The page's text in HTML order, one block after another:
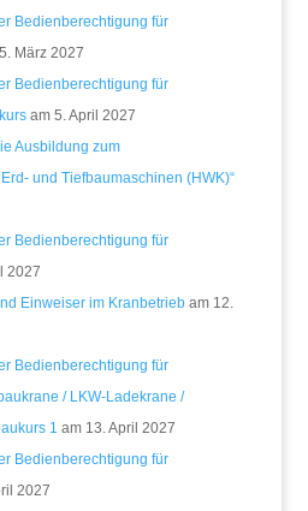
Bedienberechtigung für
März 2027
Bedienberechtigung für
am 5. April 2027
Ausbildung zum
und Tiefbaumaschinen (HWK)“
Bedienberechtigung für
2027
Einweiser im Kranbetriebam 12.
Bedienberechtigung für
/ LKW-Ladekrane /
1 am 13. April 2027
Bedienberechtigung für
2027